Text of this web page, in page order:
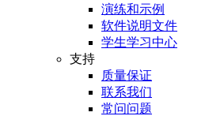
演练和示例
软件说明文件
学生学习中心
支持
质量保证
联系我们
常问问题